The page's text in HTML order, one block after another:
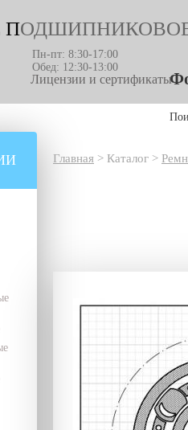
П
Пн-пт: 8:30-17:00
Обед: 12:30-13:00
Лицензии и сертификаты
Главная > Каталог >